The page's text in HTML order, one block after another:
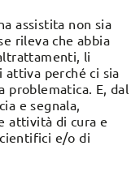
assistita non sia
rileva che abbia
li
attiva perché ci sia
problematica. E, dal
e segnala,
attività di cura e
e/o di